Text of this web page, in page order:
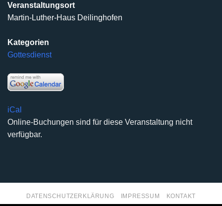
Veranstaltungsort
Martin-Luther-Haus Deilinghofen
Kategorien
Gottesdienst
iCal
Online-Buchungen sind für diese Veranstaltung nicht
verfügbar.
DATENSCHUTZERKLÄRUNG IMPRESSUM KONTAKT